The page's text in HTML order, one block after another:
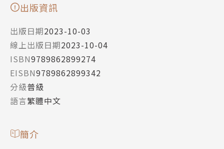
出版資訊
出版日期2023-10-03
線上出版日期2023-10-04
ISBN9789862899274
EISBN9789862899342
分級普級
語言繁體中文
簡介